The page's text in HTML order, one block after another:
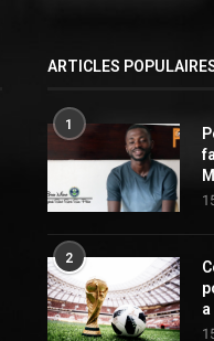
ARTICLES
1
2